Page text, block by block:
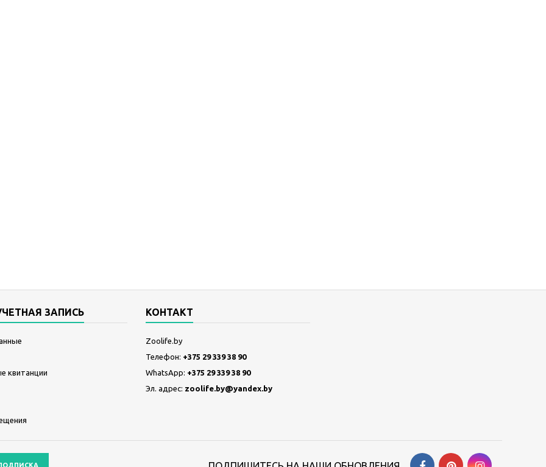
ЗАПИСЬ
квитанции
КОНТАКТ
Zoolife.by
Телефон: +375 29 339 38 90
WhatsApp: +375 29 339 38 90
Эл. адрес: zoolife.by@yandex.by